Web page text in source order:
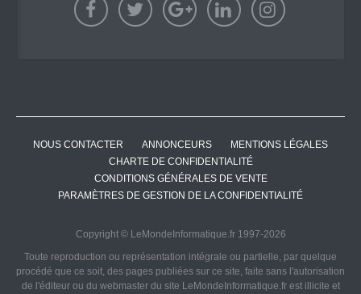
NOUS CONTACTER ANNONCEURS
MENTIONS LÉGALES
CHARTE DE CONFIDENTIALITÉ
CONDITIONS GÉNÉRALES DE VENTE
PARAMÈTRES DE GESTION DE LA CONFIDENTIALITÉ
Copyright © LeMondeInformatique.fr 1997-2026
Toute reproduction ou représentation intégrale ou partielle, par quelque
procédé que ce soit, des pages publiées sur ce site, faite sans l'autorisation
de l'éditeur ou du webmaster du site LeMondeInformatique.fr est illicite et